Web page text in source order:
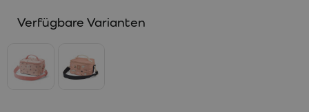
Verfügbare Varianten